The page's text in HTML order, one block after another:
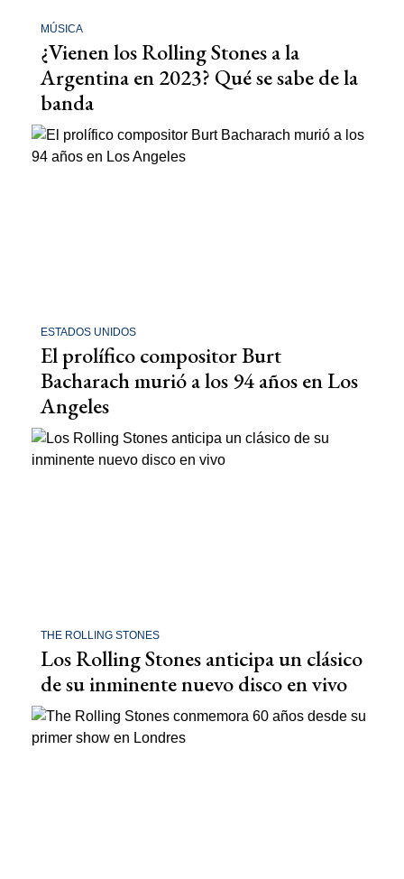
MÚSICA
¿Vienen los Rolling Stones a la
Argentina en 2023? Qué se sabe de la
banda
ESTADOS UNIDOS
El prolífico compositor Burt
Bacharach murió a los 94 años en Los
Angeles
THE ROLLING STONES
Los Rolling Stones anticipa un clásico
de su inminente nuevo disco en vivo